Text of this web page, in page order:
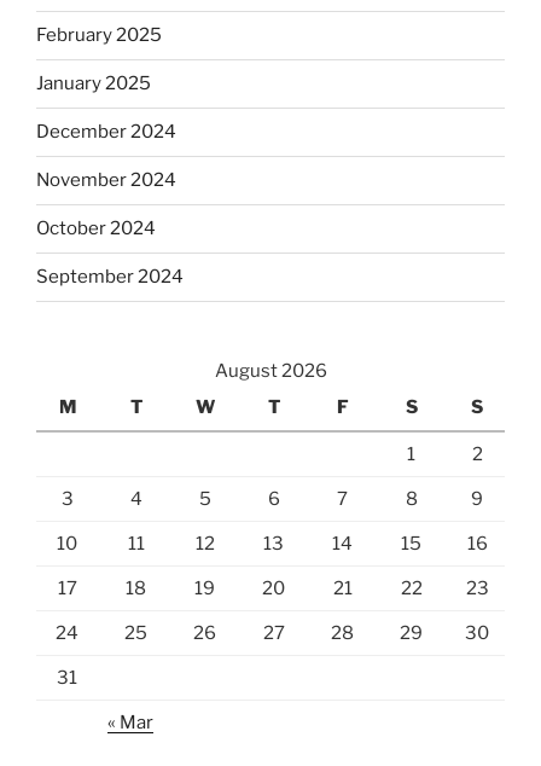
February 2025
January 2025
December 2024
November 2024
October 2024
September 2024
August 2026
M
T W T F S S
1 2
3 4 5 6 7 8 9
10 11 12 13 14 15 16
17 18 19 20 21 22 23
24 25 26 27 28 29 30
31
« Mar